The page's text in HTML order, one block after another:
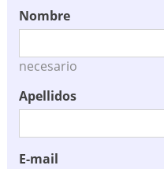
Nombre
necesario
Apellidos
E-mail